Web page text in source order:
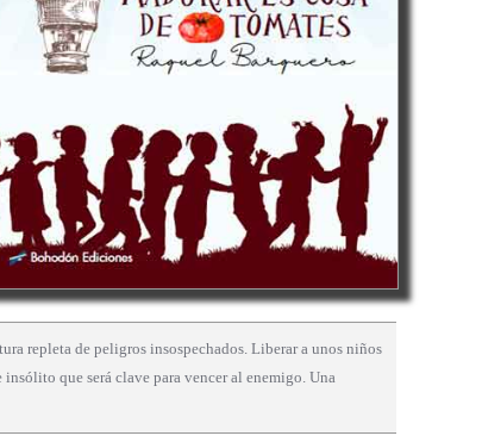
repleta de peligros insospechados. Liberar a unos niños
que será clave para vencer al enemigo. Una